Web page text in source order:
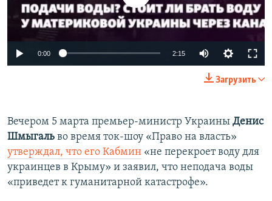
1080p
0:00 2:15
270p
1080p
Загрузить
Вечером 5 марта премьер-министр Украины Денис
Шмыгаль во время ток-шоу «Право на власть»
утверждал, что его Кабмин «не перекроет воду для
украинцев в Крыму» и заявил, что неподача воды
«приведет к гуманитарной катастрофе».